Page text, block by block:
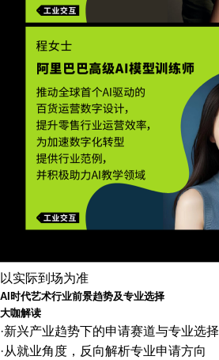
以实际到场为准
AI时代艺术行业前景趋势及专业选择
大咖解读
·新兴产业趋势下的申请赛道与专业选择
·从就业角度，反向解析专业申请方向